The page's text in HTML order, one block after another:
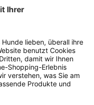
aus. Dieses
Dieses kannst du
Hast du als
Email an
zu unseren
dir ein